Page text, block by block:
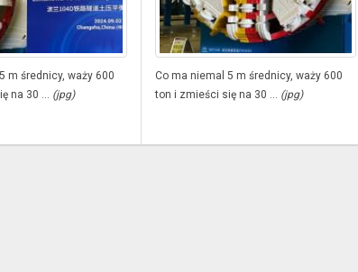
m średnicy, waży 600
na 30 ...
(jpg)
Co ma niemal 5 m średnicy, waży 600
ton i zmieści się na 30 ... (jpg)